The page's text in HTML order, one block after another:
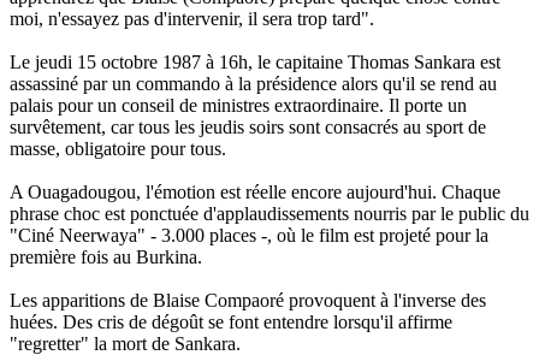
moi, n'essayez pas d'intervenir, il sera trop tard".
Le jeudi 15 octobre 1987 à 16h, le capitaine Thomas Sankara est
assassiné par un commando à la présidence alors qu'il se rend au
palais pour un conseil de ministres extraordinaire. Il porte un
survêtement, car tous les jeudis soirs sont consacrés au sport de
masse, obligatoire pour tous.
A Ouagadougou, l'émotion est réelle encore aujourd'hui. Chaque
phrase choc est ponctuée d'applaudissements nourris par le public du
"Ciné Neerwaya" - 3.000 places -, où le film est projeté pour la
première fois au Burkina.
Les apparitions de Blaise Compaoré provoquent à l'inverse des
huées. Des cris de dégoût se font entendre lorsqu'il affirme
"regretter" la mort de Sankara.